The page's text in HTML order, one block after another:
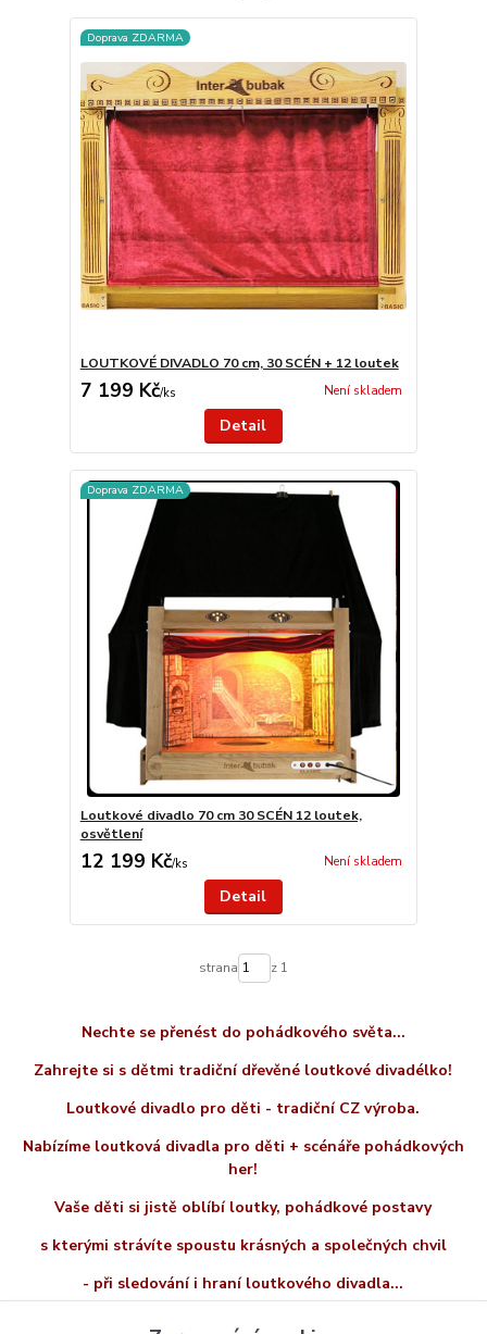
Doprava ZDARMA
LOUTKOVÉ DIVADLO 70 cm, 30 SCÉN + 12 loutek
7 199 Kč/ks Není skladem
Detail
Doprava ZDARMA
Loutkové divadlo 70 cm 30 SCÉN 12 loutek,
osvětlení
12 199 Kč/ks Není skladem
Detail
strana z 1
Nechte se přenést do pohádkového světa...
Zahrejte si s dětmi tradiční dřevěné loutkové divadélko!
Loutkové divadlo pro děti - tradiční CZ výroba.
Nabízíme loutková divadla pro děti + scénáře pohádkových
her!
Vaše děti si jistě oblíbí loutky, pohádkové postavy
s kterými strávíte spoustu krásných a společných chvil
- při sledování i hraní loutkového divadla...